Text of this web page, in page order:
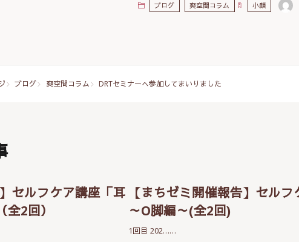
ブログ 爽空間コラム 小顔
ブログ 爽空間コラム DRTセミナーへ参加してまいりました
セルフケア講座「耳
2回）
【まちゼミ開催報告】セル
～O脚編～(全2回)
1回目 202……